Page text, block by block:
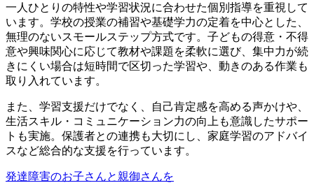
一人ひとりの特性や学習状況に合わせた個別指導を重視して
います。学校の授業の補習や基礎学力の定着を中心とした、
無理のないスモールステップ方式です。子どもの得意・不得
意や興味関心に応じて教材や課題を柔軟に選び、集中力が続
きにくい場合は短時間で区切った学習や、動きのある作業も
取り入れています。
また、学習支援だけでなく、自己肯定感を高める声かけや、
生活スキル・コミュニケーション力の向上も意識したサポー
トも実施。保護者との連携も大切にし、 家庭学習のアドバイ
スなど総合的な支援を行っています。
発達障害のお子さんと親御さんを